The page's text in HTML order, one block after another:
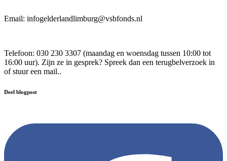
Email: infogelderlandlimburg@vsbfonds.nl
Telefoon: 030 230 3307 (maandag en woensdag tussen 10:00 tot
16:00 uur). Zijn ze in gesprek? Spreek dan een terugbelverzoek in
of stuur een mail..
Deel blogpost